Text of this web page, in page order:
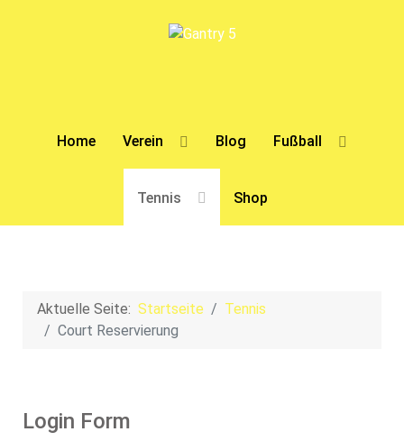
Home Verein Blog Fußball
Tennis Shop
Aktuelle Seite: Startseite
Tennis
Court Reservierung
Login Form